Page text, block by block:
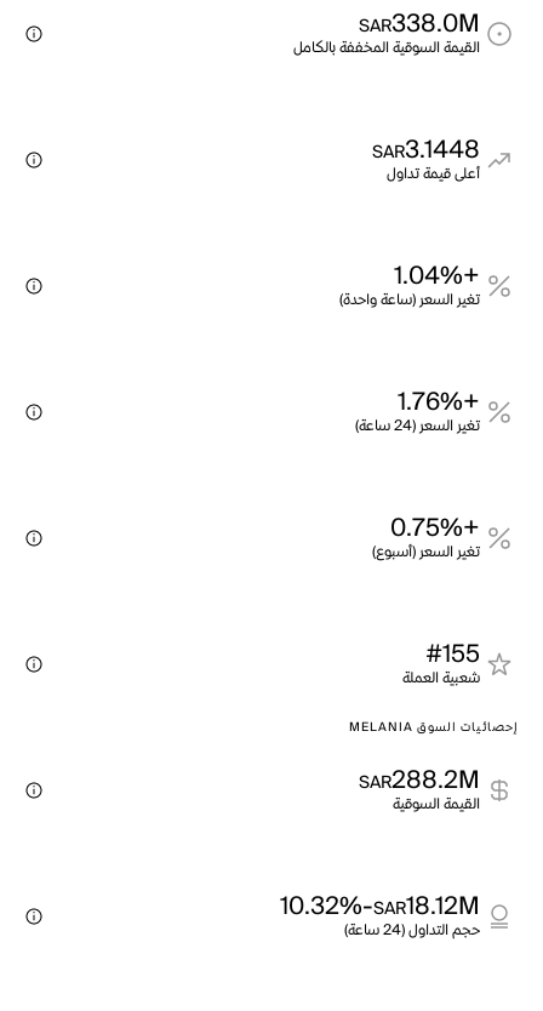
338.0M
SAR
القيمة السوقية المخففة بالكامل
3.1448
SAR
أعلى قيمة تداول
+1.04%
تغير السعر (ساعة واحدة)
+1.76%
تغير السعر (24 ساعة)
+0.75%
تغير السعر (أسبوع)
#155
شعبية العملة
إحصائيات السوق MELANIA
288.2M
SAR
القيمة السوقية
18.12M
SAR
-10.32%
حجم التداول (24 ساعة)